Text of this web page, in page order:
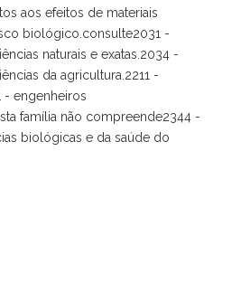
aos efeitos de materiais
biológico.consulte2031 -
naturais e exatas.2034 -
da agricultura.2211 -
- engenheiros
família não compreende2344 -
biológicas e da saúde do